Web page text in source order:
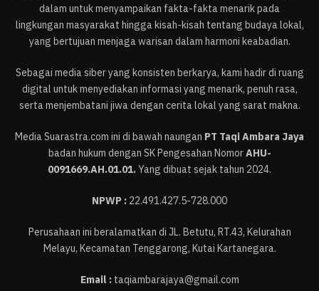
dalam untuk menyampaikan fakta-fakta menarik pada
lingkungan masyarakat hingga kisah-kisah tentang budaya lokal,
yang bertujuan menjaga warisan dalam harmoni keabadian.
Sebagai media siber yang konsisten berkarya, kami hadir di ruang
digital untuk menyediakan informasi yang menarik, penuh rasa,
serta menjembatani jiwa dengan cerita lokal yang sarat makna.
Media Suarastra.com ini di bawah naungan PT Taqi Ambara Jaya
badan hukum dengan SK Pengesahan NomorAHU-
0091669.AH.01.01.Yang dibuat sejak tahun 2024.
NPWP : 22.491.427.5-728.000
Perusahaan ini beralamatkan di JL. Betutu, RT.43, Kelurahan
Melayu, Kecamatan Tenggarong, Kutai Kartanegara.
Email :taqiambarajaya@gmail.com